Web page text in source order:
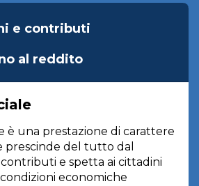
e contributi
al reddito
è una prestazione di carattere
prescinde del tutto dal
e spetta ai cittadini
economiche